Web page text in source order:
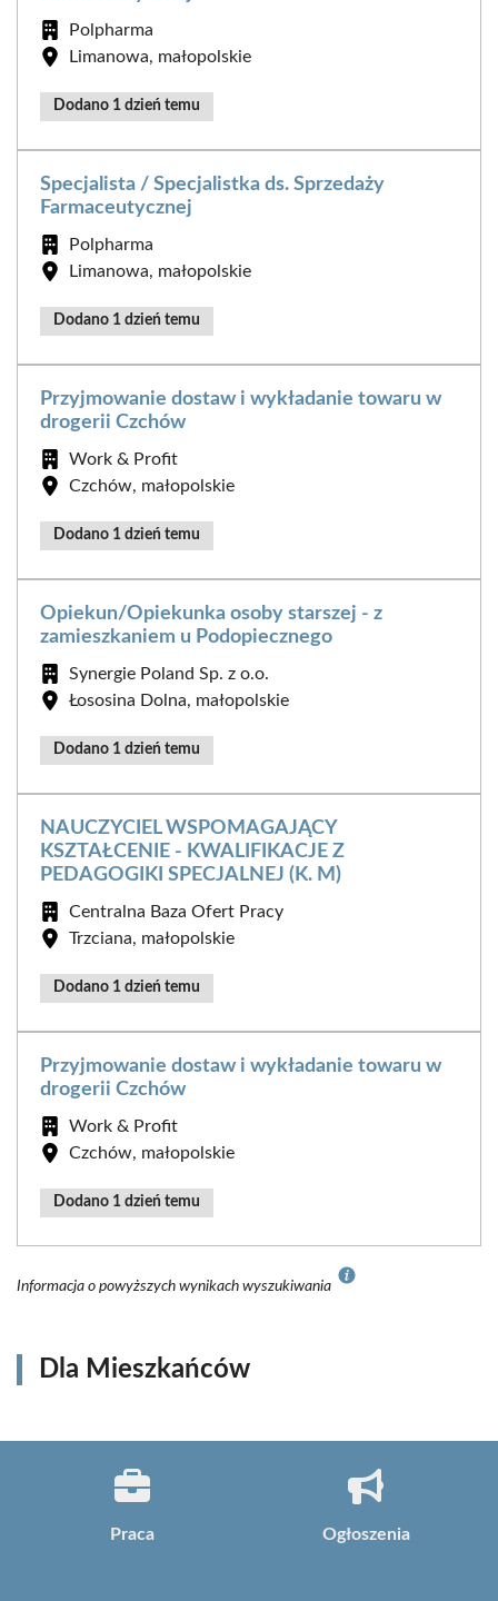
Polpharma
Limanowa, małopolskie
Dodano 1 dzień temu
Specjalista / Specjalistka ds. Sprzedaży
Farmaceutycznej
Polpharma
Limanowa, małopolskie
Dodano 1 dzień temu
Przyjmowanie dostaw i wykładanie towaru w
drogerii Czchów
Work & Profit
Czchów, małopolskie
Dodano 1 dzień temu
Opiekun/Opiekunka osoby starszej - z
zamieszkaniem u Podopiecznego
Synergie Poland Sp. z o.o.
Łososina Dolna, małopolskie
Dodano 1 dzień temu
NAUCZYCIEL WSPOMAGAJĄCY
KSZTAŁCENIE - KWALIFIKACJE Z
PEDAGOGIKI SPECJALNEJ (K. M)
Centralna Baza Ofert Pracy
Trzciana, małopolskie
Dodano 1 dzień temu
Przyjmowanie dostaw i wykładanie towaru w
drogerii Czchów
Work & Profit
Czchów, małopolskie
Dodano 1 dzień temu
Informacja o powyższych wynikach wyszukiwania
Dla Mieszkańców
Praca Ogłoszenia